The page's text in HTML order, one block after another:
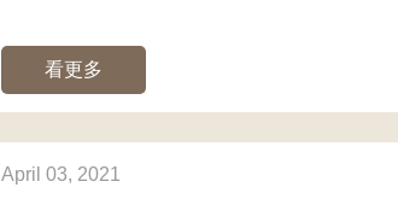
看更多
April 03, 2021